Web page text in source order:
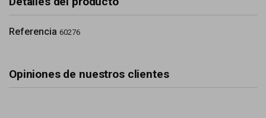
Referencia 60276
Opiniones de nuestros clientes